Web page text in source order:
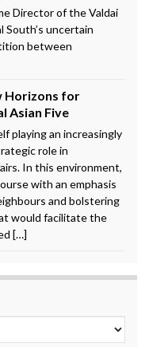
Director of the Valdai
South’s uncertain
between
Horizons for
Asian Five
playing an increasingly
role in
In this environment,
with an emphasis
and bolstering
would facilitate the
[…]